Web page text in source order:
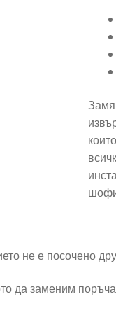
не е посочено
да заменим